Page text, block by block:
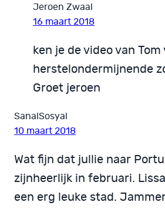
Jeroen Zwaal
16 maart 2018
ken je de video van
herstelondermijnende
Groet jeroen
SanalSosyal
10 maart 2018
Wat fijn dat jullie naar
zijnheerlijk in februari.
een erg leuke stad.